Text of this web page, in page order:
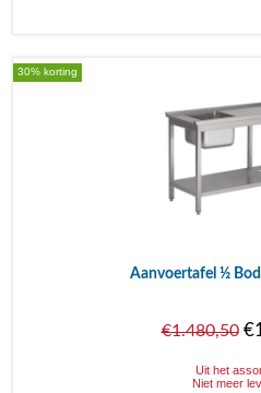
30% korting
Aanvoertafel ½
€1.480,50
Uit het
Niet meer